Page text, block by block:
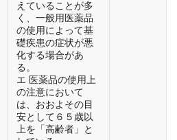
えていることが多
く、一般用医薬品
の使用によって基
礎疾患の症状が悪
化する場合があ
る。
エ 医薬品の使用上
の注意において
は、おおよその目
安として６５歳以
上を「高齢者」と